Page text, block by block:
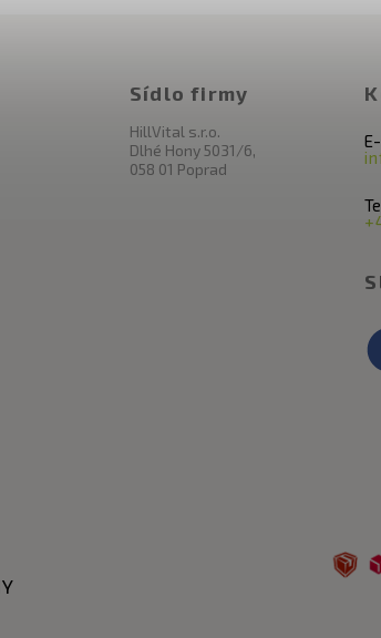
Sídlo firmy
HillVital s.r.o.
Dlhé Hony 5031/6,
058 01 Poprad